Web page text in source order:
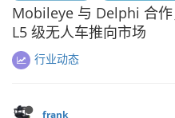
话题
热门
Mobileye 与 Delphi 合
L5 级无人车推向市场
行业动态
frank